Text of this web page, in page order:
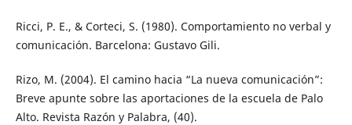
Ricci, P. E., & Corteci, S. (1980). Comportamiento no verbal y
comunicación. Barcelona: Gustavo Gili.
Rizo, M. (2004). El camino hacia “La nueva comunicación”:
Breve apunte sobre las aportaciones de la escuela de Palo
Alto. Revista Razón y Palabra, (40).